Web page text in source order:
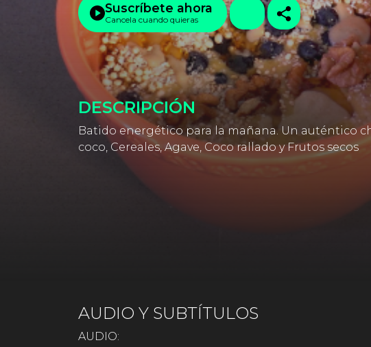
Suscríbete ahora
Cancela cuando quieras
DESCRIPCIÓN
Batido energético para la mañana. Un auténtico
coco, Cereales, Agave, Coco rallado y Frutos secos
AUDIO Y SUBTÍTULOS
AUDIO: